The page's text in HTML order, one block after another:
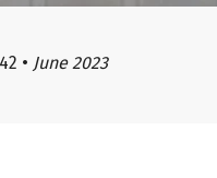
• June 2023